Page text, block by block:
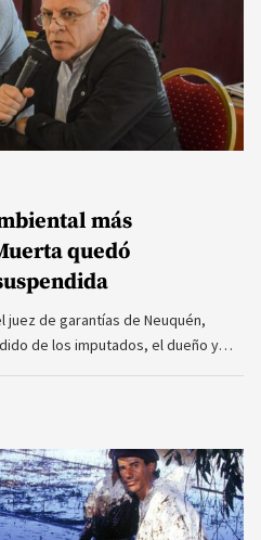
más
quedó
de garantías de Neuquén,
de los imputados, el dueño y…